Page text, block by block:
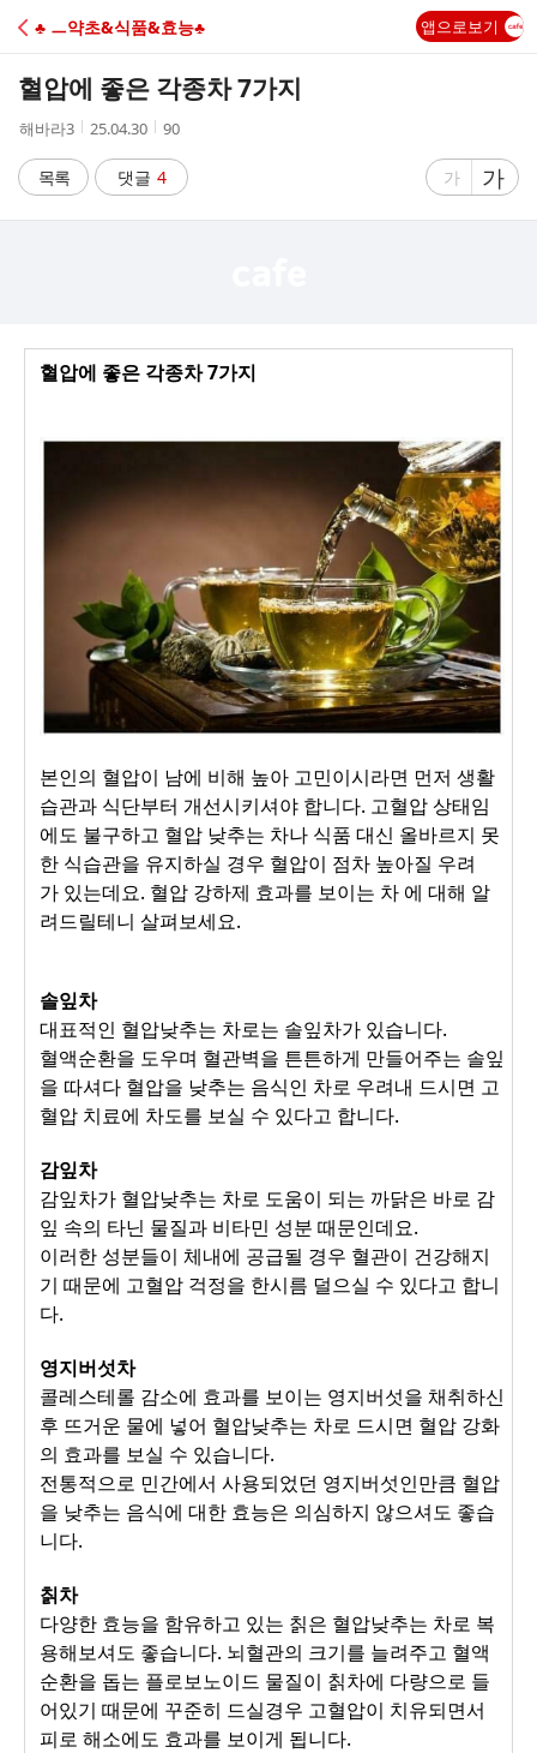
C
A
♣ ㅡ약초&식품&효능♣ 앱으로보기
혈압에 좋은 각종차 7가지
작
자
해바라3
작
시
간
25.04.30
조
수
90
목록 댓글 4
글
게
가
글
자
게
가
혈압에 좋은 각종차 7가지
본인의 혈압이 남에 비해 높아 고민이시라면 먼저 생활
습관과 식단부터 개선시키셔야 합니다. 고혈압 상태임
에도 불구하고 혈압 낮추는 차나 식품 대신 올바르지 못
한 식습관을 유지하실 경우 혈압이 점차 높아질 우려
가 있는데요. 혈압 강하제 효과를 보이는 차 에 대해 알
려드릴테니 살펴보세요.
솔잎차
대표적인 혈압낮추는 차로는 솔잎차가 있습니다.
혈액순환을 도우며 혈관벽을 튼튼하게 만들어주는 솔잎
을 따셔다 혈압을 낮추는 음식인 차로 우려내 드시면 고
혈압 치료에 차도를 보실 수 있다고 합니다.
감잎차
감잎차가 혈압낮추는 차로 도움이 되는 까닭은 바로 감
잎 속의 타닌 물질과 비타민 성분 때문인데요.
이러한 성분들이 체내에 공급될 경우 혈관이 건강해지
기 때문에 고혈압 걱정을 한시름 덜으실 수 있다고 합니
다.
영지버섯차
콜레스테롤 감소에 효과를 보이는 영지버섯을 채취하신
후 뜨거운 물에 넣어 혈압낮추는 차로 드시면 혈압 강화
의 효과를 보실 수 있습니다.
전통적으로 민간에서 사용되었던 영지버섯인만큼 혈압
을 낮추는 음식에 대한 효능은 의심하지 않으셔도 좋습
니다.
칡차
다양한 효능을 함유하고 있는 칡은 혈압낮추는 차로 복
용해보셔도 좋습니다. 뇌혈관의 크기를 늘려주고 혈액
순환을 돕는 플로보노이드 물질이 칡차에 다량으로 들
어있기 때문에 꾸준히 드실경우 고혈압이 치유되면서
피로 해소에도 효과를 보이게 됩니다.